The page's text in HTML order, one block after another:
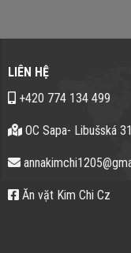
LIÊN HỆ
+420 774 134 499
OC Sapa- Libušská
Ăn vặt Kim Chi Cz